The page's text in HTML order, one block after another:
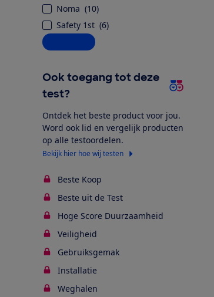
Noma (10)
Safety 1st (6)
Alle opties
Ook toegang tot deze
test?
Ontdek het beste product voor jou.
Word ook lid en vergelijk producten
op alle testoordelen.
Bekijk hier hoe wij testen
Beste Koop
Beste uit de Test
Hoge Score Duurzaamheid
Veiligheid
Gebruiksgemak
Installatie
Weghalen